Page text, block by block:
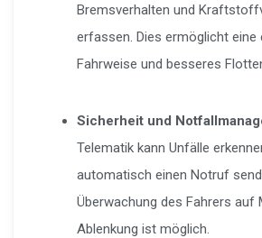
Bremsverhalten und
erfassen. Dies ermöglicht eine
Fahrweise und besseres
Sicherheit und
Telematik kann Unfälle
automatisch einen Notruf
Überwachung des Fahrers auf
Ablenkung ist möglich.